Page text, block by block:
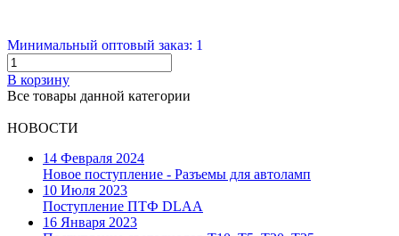
Минимальный оптовый заказ: 1
В корзину
Все товары данной категории
НОВОСТИ
14 Февраля 2024
Новое поступление - Разъемы для автоламп
10 Июля 2023
Поступление ПТФ DLAA
16 Января 2023